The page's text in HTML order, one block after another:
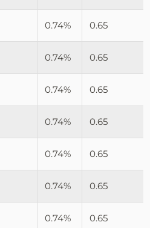
0.74% 0.65
0.74% 0.65
0.74% 0.65
0.74% 0.65
0.74% 0.65
0.74% 0.65
0.74% 0.65